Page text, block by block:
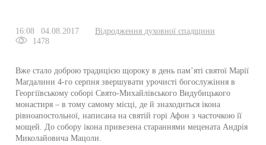
16:08 04.08.2017
Відродження духовної спадщини
1478
Вже стало доброю традицією щороку в день пам’яті святої Марії
Магдалини 4-го серпня звершувати урочисті богослужіння в
Георгіївському соборі Свято-Михайлівського Видубицького
монастиря – в тому самому місці, де й знаходиться ікона
рівноапостольної, написана на святій горі Афон з часточкою її
мощей. До собору ікона привезена стараннями мецената ­Андрія
Миколайовича Мацоли.